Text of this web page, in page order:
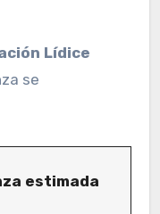
Lídice
se
estimada